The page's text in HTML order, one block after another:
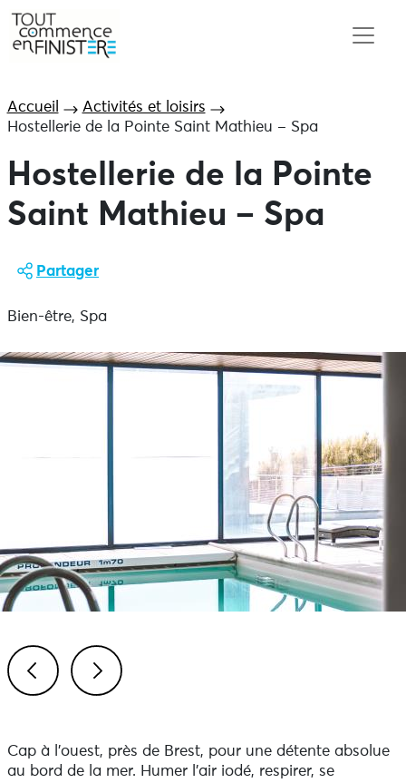
Accueil
Activités et loisirs
Hostellerie de la Pointe Saint Mathieu – Spa
Hostellerie de la Pointe
Saint Mathieu – Spa
Partager
Bien-être, Spa
Cap à l’ouest, près de Brest, pour une détente absolue
au bord de la mer. Humer l’air iodé, respirer, se